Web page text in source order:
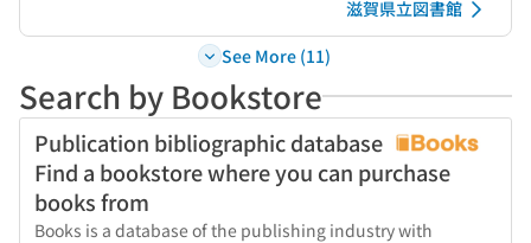
滋賀県立図書館
See More (11)
Search by Bookstore
Publication bibliographic database
Find a bookstore where you can purchase
books from
Books is a database of the publishing industry with